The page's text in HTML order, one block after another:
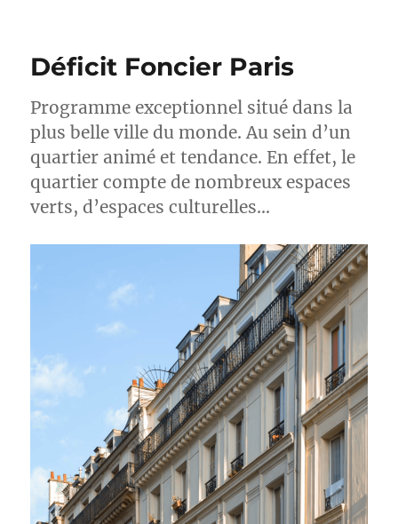
e
i
s
Déficit Foncier Paris
Programme exceptionnel situé dans la
plus belle ville du monde. Au sein d’un
quartier animé et tendance. En effet, le
quartier compte de nombreux espaces
verts, d’espaces culturelles…